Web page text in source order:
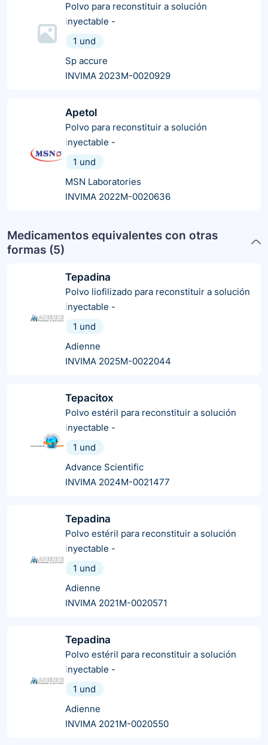
Polvo para reconstituir a solución
inyectable -
1 und
Sp accure
INVIMA 2023M-0020929
Apetol
Polvo para reconstituir a solución
inyectable -
1 und
MSN Laboratories
INVIMA 2022M-0020636
Medicamentos equivalentes con otras
formas (5)
Tepadina
Polvo liofilizado para reconstituir a solución
inyectable -
1 und
Adienne
INVIMA 2025M-0022044
Tepacitox
Polvo estéril para reconstituir a solución
inyectable -
1 und
Advance Scientific
INVIMA 2024M-0021477
Tepadina
Polvo estéril para reconstituir a solución
inyectable -
1 und
Adienne
INVIMA 2021M-0020571
Tepadina
Polvo estéril para reconstituir a solución
inyectable -
1 und
Adienne
INVIMA 2021M-0020550